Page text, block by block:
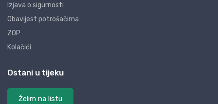
Izjava o sigurnosti
Obavijest potrošačima
ZOP
Kolačići
Ostani u tijeku
Želim na listu